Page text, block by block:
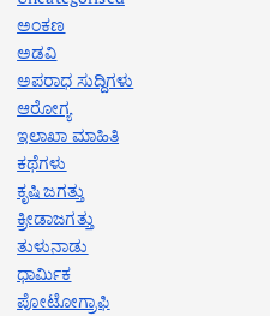
ಅಂಕಣ
ಅಡವಿ
ಅಪರಾಧ ಸುದ್ದಿಗಳು
ಆರೋಗ್ಯ
ಇಲಾಖಾ ಮಾಹಿತಿ
ಕಥೆಗಳು
ಕೃಷಿ ಜಗತ್ತು
ಕ್ರೀಡಾಜಗತ್ತು
ತುಳುನಾಡು
ಧಾರ್ಮಿಕ
ಪೋಟೋಗ್ರಾಫಿ